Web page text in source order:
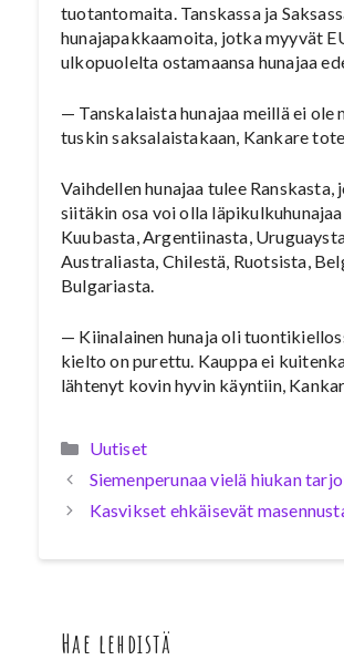
tuotantomaita. Tanskassa ja
hunajapakkaamoita, jotka myyvät
ulkopuolelta ostamaansa hunajaa
— Tanskalaista hunajaa meillä ei ole
tuskin saksalaistakaan, Kankare
Vaihdellen hunajaa tulee Ranskasta,
siitäkin osa voi olla
Kuubasta, Argentiinasta,
Australiasta, Chilestä, Ruotsista,
Bulgariasta.
— Kiinalainen hunaja oli
kielto on purettu. Kauppa ei
lähtenyt kovin hyvin käyntiin,
Kategoriat
Uutiset
Siemenperunaa vielä hiukan
Kasvikset ehkäisevät
Hae lehdistä